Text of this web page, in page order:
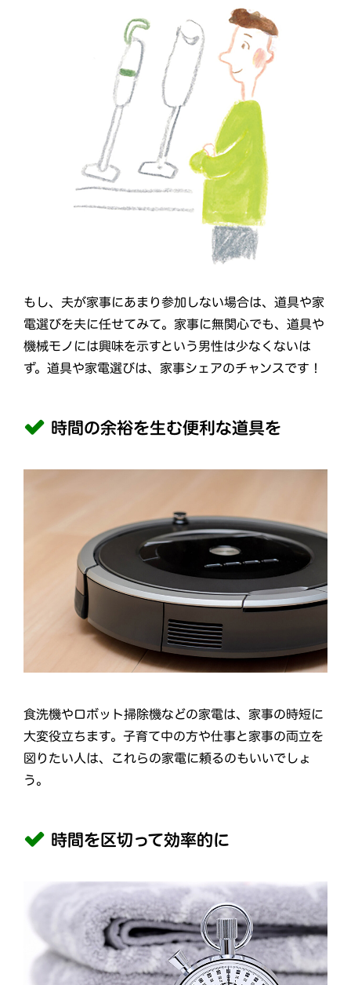
もし、夫が家事にあまり参加しない場合は、道具や家
電選びを夫に任せてみて。家事に無関心でも、道具や
機械モノには興味を示すという男性は少なくないは
ず。道具や家電選びは、家事シェアのチャンスです！
時間の余裕を生む便利な道具を
食洗機やロボット掃除機などの家電は、家事の時短に
大変役立ちます。子育て中の方や仕事と家事の両立を
図りたい人は、これらの家電に頼るのもいいでしょ
う。
時間を区切って効率的に